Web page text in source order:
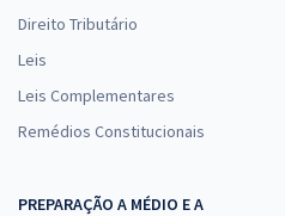
Direito Tributário
Leis
Leis Complementares
Remédios Constitucionais
PREPARAÇÃO A MÉDIO E A